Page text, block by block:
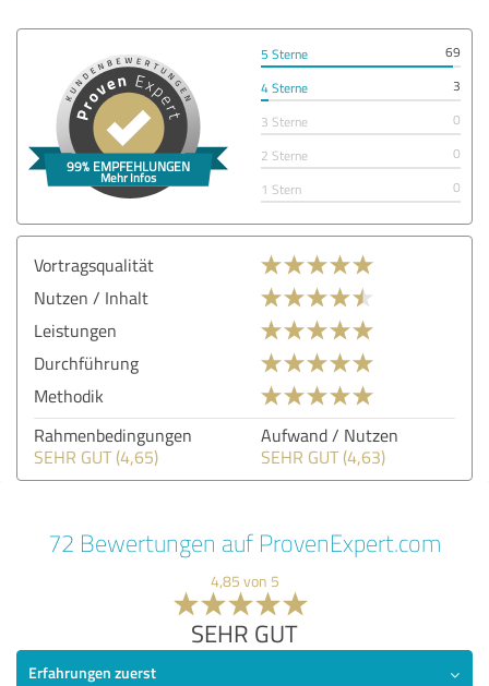
5 Sterne
69
4 Sterne
3
3 Sterne
0
2 Sterne
0
1 Stern
0
Vortragsqualität
Nutzen / Inhalt
Leistungen
Durchführung
Methodik
Rahmenbedingungen
SEHR GUT (4,65)
Aufwand / Nutzen
SEHR GUT (4,63)
72 Bewertungen auf ProvenExpert.com
4,85 von 5
SEHR GUT
Erfahrungen zuerst